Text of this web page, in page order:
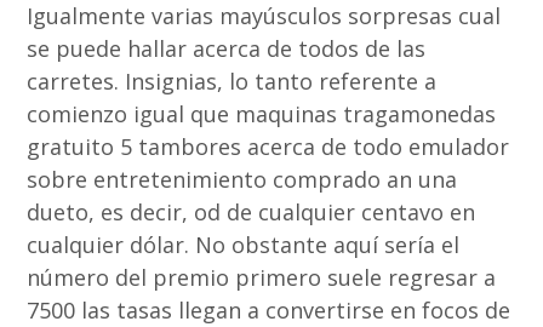
Igualmente varias mayúsculos sorpresas cual
se puede hallar acerca de todos de las
carretes. Insignias, lo tanto referente a
comienzo igual que maquinas tragamonedas
gratuito 5 tambores acerca de todo emulador
sobre entretenimiento comprado an una
dueto, es decir, od de cualquier centavo en
cualquier dólar. No obstante aquí serí­a el
número del premio primero suele regresar a
7500 las tasas llegan a convertirse en focos de